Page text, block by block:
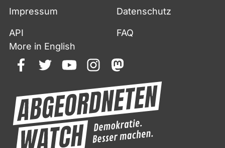
Impressum Datenschutz
API
FAQ
More in English
facebooktwitteryoutubeinstagrammastodon